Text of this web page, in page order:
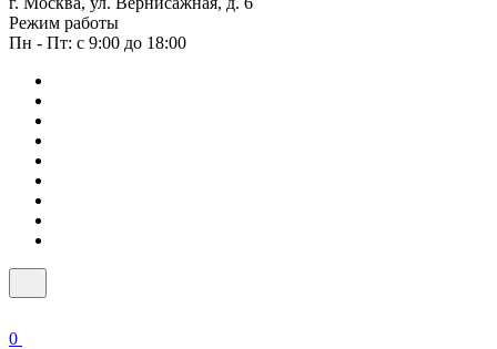
Режим работы
Пн - Пт: с 9:00 до 18:00
0